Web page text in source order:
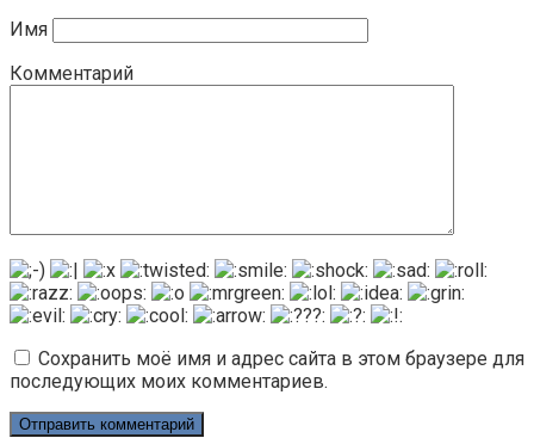
Имя
Комментарий
Сохранить моё имя и адрес сайта в этом браузере для
последующих моих комментариев.